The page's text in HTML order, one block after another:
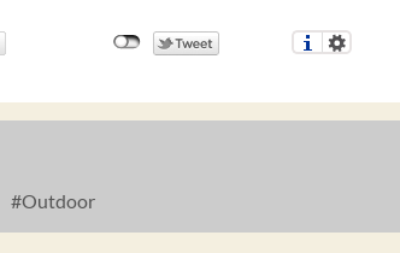
Outdoor